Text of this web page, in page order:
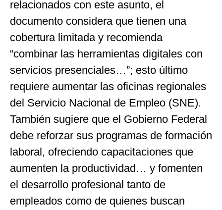
relacionados con este asunto, el
documento considera que tienen una
cobertura limitada y recomienda
“combinar las herramientas digitales con
servicios presenciales…”; esto último
requiere aumentar las oficinas regionales
del Servicio Nacional de Empleo (SNE).
También sugiere que el Gobierno Federal
debe reforzar sus programas de formación
laboral, ofreciendo capacitaciones que
aumenten la productividad… y fomenten
el desarrollo profesional tanto de
empleados como de quienes buscan